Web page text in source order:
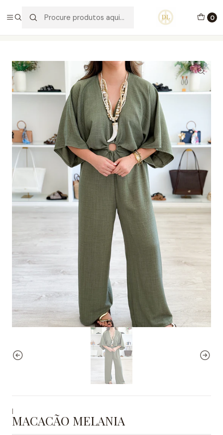
0
PORTES GRÁTIS ACIMA DE 70€ PORTUGAL CONTINENTAL
|
MACACÃO MELANIA